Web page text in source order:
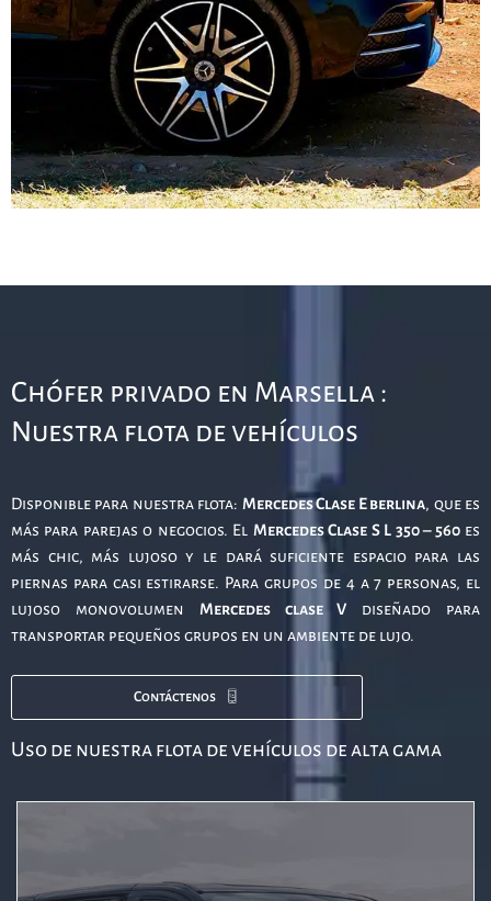
Chófer privado en Marsella :
Nuestra flota de vehículos
Disponible para nuestra flota: Mercedes Clase E berlina, que es
más para parejas o negocios. El Mercedes Clase S L 350 – 560es
más chic, más lujoso y le dará suficiente espacio para las
piernas para casi estirarse. Para grupos de 4 a 7 personas, el
lujoso monovolumen Mercedes clase V diseñado para
transportar pequeños grupos en un ambiente de lujo.
Contáctenos
Uso de nuestra flota de vehículos de alta gama